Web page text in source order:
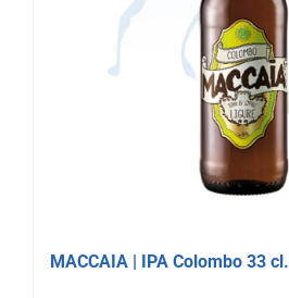
MACCAIA | IPA Colombo 33 cl.